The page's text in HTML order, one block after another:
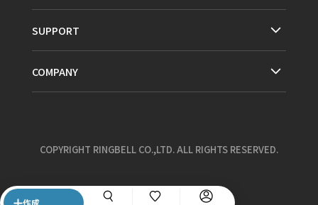
SUPPORT
COMPANY
COPYRIGHT RINGBELL CO.,LTD. ALL RIGHTS RESERVED.
作成